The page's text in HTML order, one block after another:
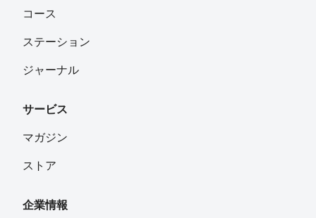
ぢるち
コース
ステーション
ジャーナル
サービス
マガジン
ストア
企業情報